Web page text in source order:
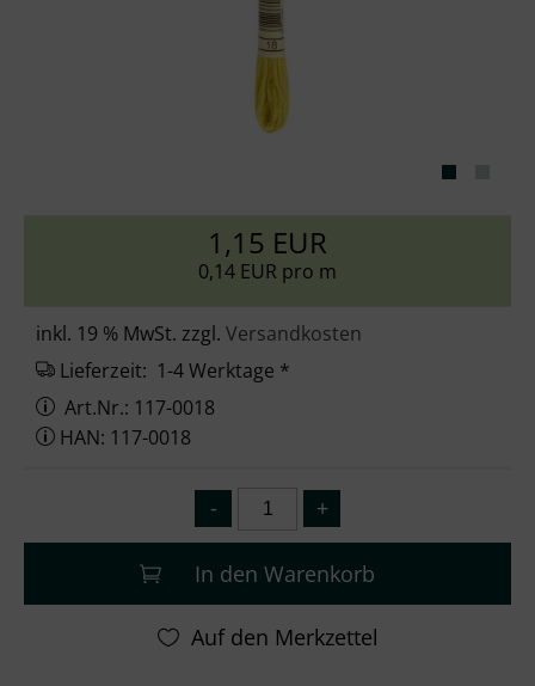
1,15 EUR
0,14 EUR pro m
inkl. 19 % MwSt. zzgl. Versandkosten
Lieferzeit: 1-4 Werktage *
Art.Nr.: 117-0018
HAN: 117-0018
In den Warenkorb